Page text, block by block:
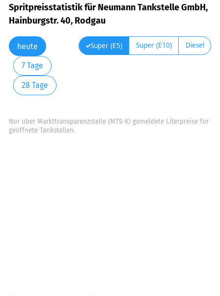
Spritpreisstatistik für Neumann Tankstelle GmbH,
Hainburgstr. 40, Rodgau
heute
7 Tage
28 Tage
Super (E5) Super (E10) Diesel
Nur über Markttransparenzstelle (MTS-K) gemeldete Literpreise für
geöffnete Tankstellen.